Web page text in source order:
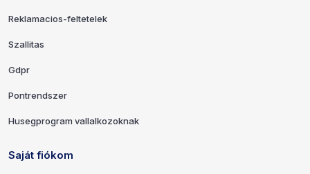
Reklamacios-feltetelek
Szallitas
Gdpr
Pontrendszer
Husegprogram vallalkozoknak
Saját fiókom